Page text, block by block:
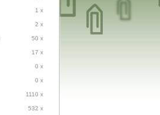
1 x
2 x
50 x
17 x
0 x
0 x
1110 x
532 x